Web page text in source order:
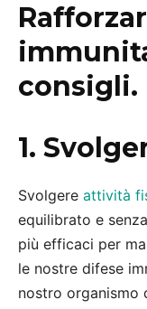
consigli.
1.
Svolgere attività
equilibrato e
più efficaci per
le nostre difese
nostro organismo